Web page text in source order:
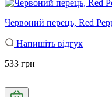
Червоний перець, Red
Напишіть відгук
533 грн